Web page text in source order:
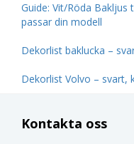
Guide: Vit/Röda
passar din modell
Dekorlist baklucka –
Dekorlist Volvo – svart,
Kontakta oss